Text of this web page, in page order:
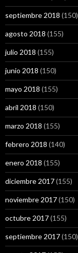
septiembre 2018 (150)
agosto 2018 (155)
julio 2018 (155)
junio 2018 (150)
mayo 2018 (155)
abril 2018 (150)
marzo 2018 (155)
febrero 2018 (140)
enero 2018 (155)
diciembre 2017(155)
noviembre 2017(150)
octubre 2017(155)
septiembre 2017(150)